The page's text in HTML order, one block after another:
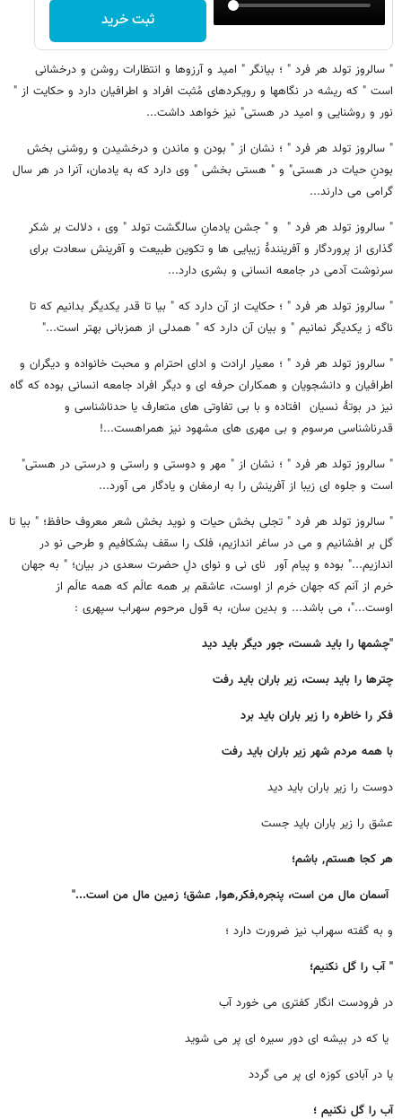
ثبت خرید
" سالروز تولد هر فرد " ؛ بیانگر " امید و آرزوها و انتظارات روشن و درخشانی
است " که ریشه در نگاهها و رویکردهای مُثبت افراد و اطرافیان دارد و حکایت از "
نور و روشنایی و امید در هستی" نیز خواهد داشت...
" سالروز تولد هر فرد " ؛ نشان از " بودن و ماندن و درخشیدن و روشنی بخش
بودنِ حیات در هستی" و " هستی بخشی " وی دارد که به یادمان، آنرا در هر سال
گرامی می دارند...
" سالروز تولد هر فرد " و " جشن یادمانِ سالگشت تولد " وی ، دلالت بر شکر
گذاری از پروردگار و آفرینندۀ زیبایی ها و تکوین طبیعت و آفرینش سعادت برای
سرنوشت آدمی در جامعه انسانی و بشری دارد...
" سالروز تولد هر فرد " ؛ حکایت از آن دارد که " بیا تا قدر یکدیگر بدانیم که تا
ناگه ز یکدیگر نمانیم " و بیان آن دارد که " همدلی از همزبانی بهتر است..."
" سالروز تولد هر فرد " ؛ معیار ارادت و ادای احترام و محبت خانواده و دیگران و
اطرافیان و دانشجویان و همکاران حرفه ای و دیگر افراد جامعه انسانی بوده که گاه
نیز در بوتۀ نسیان افتاده و با بی تفاوتی های متعارف یا حدناشناسی و
قدرناشناسی مرسوم و بی مهری های مشهود نیز همراهست...!
" سالروز تولد هر فرد " ؛ نشان از " مهر و دوستی و راستی و درستی در هستی"
است و جلوه ای زیبا از آفرینش را به ارمغان و یادگار می آورد...
" سالروز تولد هر فرد " تجلی بخش حیات و نوید بخش شعر معروف حافظ؛ " بیا تا
گل بر افشانیم و می در ساغر اندازیم، فلک را سقف بشکافیم و طرحی نو در
اندازیم..." بوده و پیام آور نای نی و نوای دلِ حضرت سعدی در بیان؛ " به جهان
خرم از آنم که جهان خرم از اوست، عاشقم بر همه عالَم که همه عالَم از
اوست..."، می باشد... و بدین سان، به قول مرحوم سهراب سپهری :
"چشمها را باید شست، جور دیگر باید دید
چترها را باید بست، زیر باران باید رفت
فکر را خاطره را زیر باران باید برد
با همه مردم شهر زیر باران باید رفت
دوست را زیر باران باید دید
عشق را زیر باران باید جست
هر کجا هستم٬ باشم؛
آسمان مال من است، پنجره٬‌فکر٬‌هوا٬ عشق؛ زمین مال من است..."
و به گفته سهراب نیز ضرورت دارد ؛
" آب را گل نکنیم؛
در فرودست انگار کفتری می خورد آب
یا که در بیشه ای دور سیره ای پر می شوید
یا در آبادی کوزه ای پر می گردد
آب را گل نکنیم ؛